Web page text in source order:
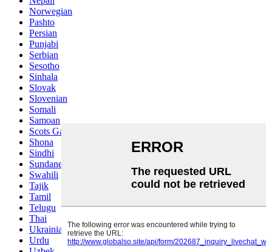
Norwegian
Pashto
Persian
Punjabi
Serbian
Sesotho
Sinhala
Slovak
Slovenian
Somali
Samoan
Scots Gaelic
Shona
Sindhi
Sundanese
Swahili
Tajik
Tamil
Telugu
Thai
Ukrainian
Urdu